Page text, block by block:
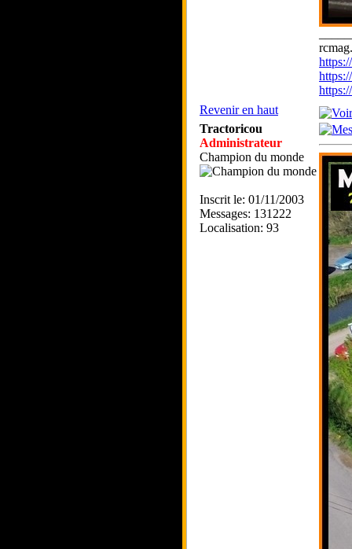
Revenir en haut
Tractoricou
Administrateur
Champion du monde
Inscrit le: 01/11/2003
Messages: 131222
Localisation: 93